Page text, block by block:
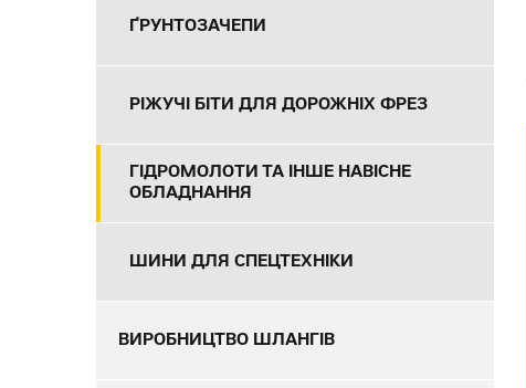
ҐРУНТОЗАЧЕПИ
РІЖУЧІ БІТИ ДЛЯ ДОРОЖНІХ ФРЕЗ
ГІДРОМОЛОТИ ТА ІНШЕ НАВІСНЕ
ОБЛАДНАННЯ
ШИНИ ДЛЯ СПЕЦТЕХНІКИ
ВИРОБНИЦТВО ШЛАНГІВ